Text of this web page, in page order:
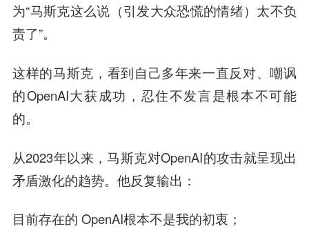
为“马斯克这么说（引发大众恐慌的情绪）太不负
责了”。
这样的马斯克，看到自己多年来一直反对、嘲讽
的OpenAI大获成功，忍住不发言是根本不可能
的。
从2023年以来，马斯克对OpenAI的攻击就呈现出
矛盾激化的趋势。他反复输出：
目前存在的 OpenAI根本不是我的初衷；